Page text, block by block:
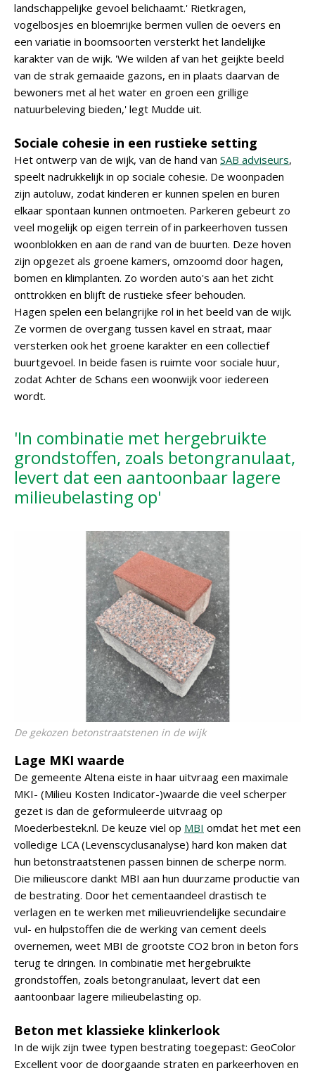
landschappelijke gevoel belichaamt.' Rietkragen,
vogelbosjes en bloemrijke bermen vullen de oevers en
een variatie in boomsoorten versterkt het landelijke
karakter van de wijk. 'We wilden af van het geijkte beeld
van de strak gemaaide gazons, en in plaats daarvan de
bewoners met al het water en groen een grillige
natuurbeleving bieden,' legt Mudde uit.
Sociale cohesie in een rustieke setting
Het ontwerp van de wijk, van de hand van SAB adviseurs,
speelt nadrukkelijk in op sociale cohesie. De woonpaden
zijn autoluw, zodat kinderen er kunnen spelen en buren
elkaar spontaan kunnen ontmoeten. Parkeren gebeurt zo
veel mogelijk op eigen terrein of in parkeerhoven tussen
woonblokken en aan de rand van de buurten. Deze hoven
zijn opgezet als groene kamers, omzoomd door hagen,
bomen en klimplanten. Zo worden auto's aan het zicht
onttrokken en blijft de rustieke sfeer behouden.
Hagen spelen een belangrijke rol in het beeld van de wijk.
Ze vormen de overgang tussen kavel en straat, maar
versterken ook het groene karakter en een collectief
buurtgevoel. In beide fasen is ruimte voor sociale huur,
zodat Achter de Schans een woonwijk voor iedereen
wordt.
'In combinatie met hergebruikte
grondstoffen, zoals betongranulaat,
levert dat een aantoonbaar lagere
milieubelasting op'
De gekozen betonstraatstenen in de wijk
Lage MKI waarde
De gemeente Altena eiste in haar uitvraag een maximale
MKI- (Milieu Kosten Indicator-)waarde die veel scherper
gezet is dan de geformuleerde uitvraag op
Moederbestek.nl. De keuze viel op MBI omdat het met een
volledige LCA (Levenscyclusanalyse) hard kon maken dat
hun betonstraatstenen passen binnen de scherpe norm.
Die milieuscore dankt MBI aan hun duurzame productie van
de bestrating. Door het cementaandeel drastisch te
verlagen en te werken met milieuvriendelijke secundaire
vul- en hulpstoffen die de werking van cement deels
overnemen, weet MBI de grootste CO2 bron in beton fors
terug te dringen. In combinatie met hergebruikte
grondstoffen, zoals betongranulaat, levert dat een
aantoonbaar lagere milieubelasting op.
Beton met klassieke klinkerlook
In de wijk zijn twee typen bestrating toegepast: GeoColor
Excellent voor de doorgaande straten en parkeerhoven en